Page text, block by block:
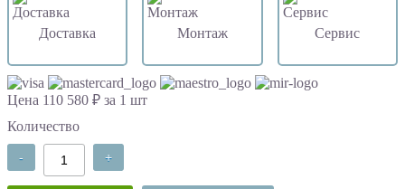
Доставка Монтаж Сервис
Цена 110 580 ₽ за 1 шт
Количество
- +